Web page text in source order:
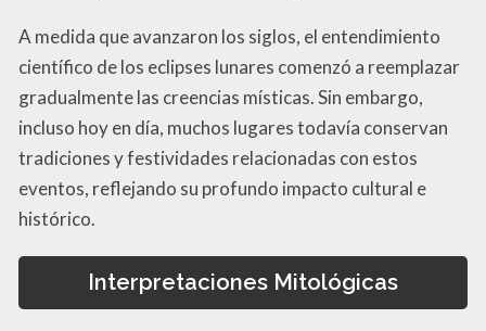
A medida que avanzaron los siglos, el entendimiento
científico de los eclipses lunares comenzó a reemplazar
gradualmente las creencias místicas. Sin embargo,
incluso hoy en día, muchos lugares todavía conservan
tradiciones y festividades relacionadas con estos
eventos, reflejando su profundo impacto cultural e
histórico.
Interpretaciones Mitológicas